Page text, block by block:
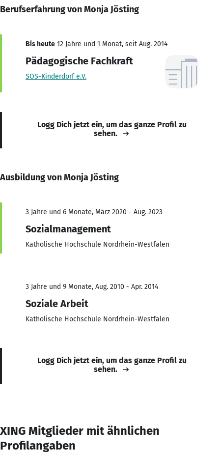
Berufserfahrung von Monja Jösting
Bis heute 12 Jahre und 1 Monat, seit Aug. 2014
Pädagogische Fachkraft
SOS-Kinderdorf e.V.
Logg Dich jetzt ein, um das ganze Profil zu
sehen.
Ausbildung von Monja Jösting
3 Jahre und 6 Monate, März 2020 - Aug. 2023
Sozialmanagement
Katholische Hochschule Nordrhein-Westfalen
3 Jahre und 9 Monate, Aug. 2010 - Apr. 2014
Soziale Arbeit
Katholische Hochschule Nordrhein-Westfalen
Logg Dich jetzt ein, um das ganze Profil zu
sehen.
XING Mitglieder mit ähnlichen
Profilangaben